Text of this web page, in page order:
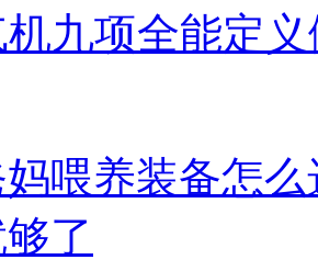
机九项全能定
喂养装备怎
了